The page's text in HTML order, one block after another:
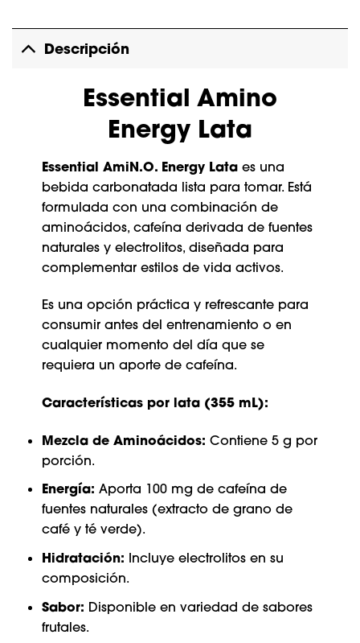
Descripción
Essential Amino
Energy Lata
Essential AmiN.O. Energy Lataes una
bebida carbonatada lista para tomar. Está
formulada con una combinación de
aminoácidos, cafeína derivada de fuentes
naturales y electrolitos, diseñada para
complementar estilos de vida activos.
Es una opción práctica y refrescante para
consumir antes del entrenamiento o en
cualquier momento del día que se
requiera un aporte de cafeína.
Características por lata (355 mL):
Mezcla de Aminoácidos: Contiene 5 g por
porción.
Energía: Aporta 100 mg de cafeína de
fuentes naturales (extracto de grano de
café y té verde).
Hidratación: Incluye electrolitos en su
composición.
Sabor: Disponible en variedad de sabores
frutales.